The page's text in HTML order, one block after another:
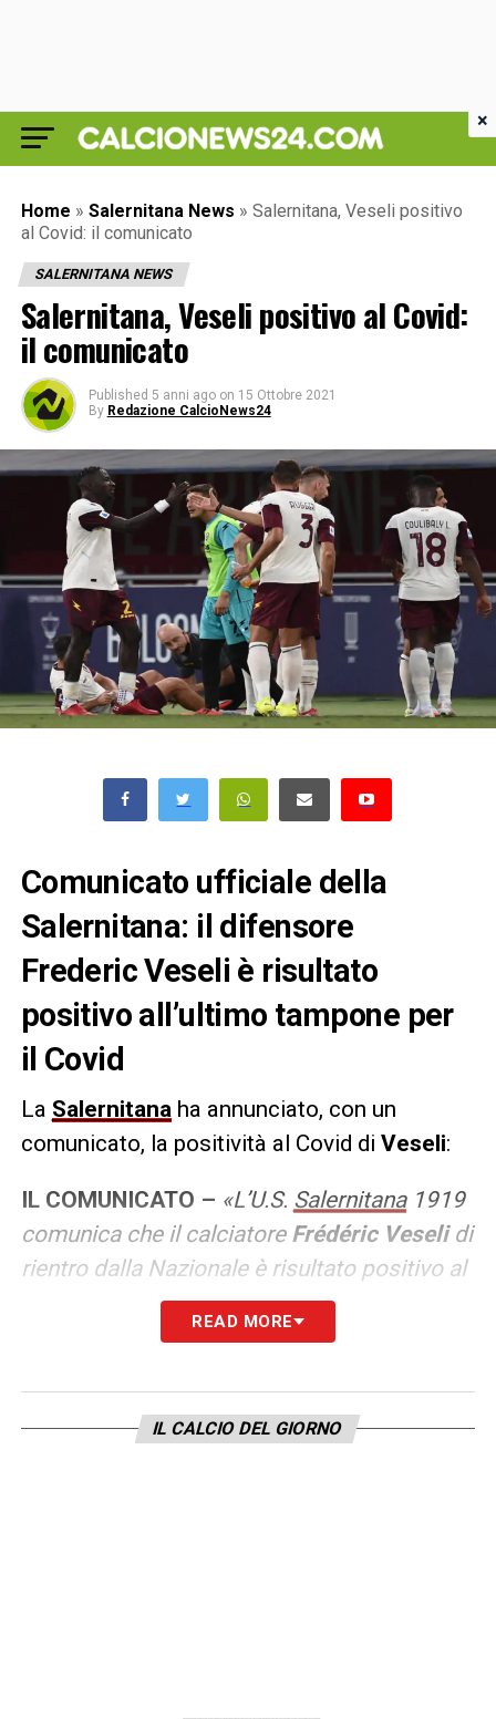
Home » Salernitana News » Salernitana, Veseli positivo
al Covid: il comunicato
SALERNITANA NEWS
Salernitana, Veseli positivo al Covid:
il comunicato
Published 5 anni ago on 15 Ottobre 2021
By Redazione CalcioNews24
Comunicato ufficiale della
Salernitana: il difensore
Frederic Veseli è risultato
positivo all’ultimo tampone per
il Covid
La Salernitana ha annunciato, con un
comunicato, la positività al Covid di Veseli:
IL COMUNICATO – «L’U.S. Salernitana1919
comunica che il calciatore Frédéric Veselidi
rientro dalla Nazionale è risultato positivo al
tampone molecolare effettuato presso il suo
domicilio. Il difensore si aggiunge ad una
rientrava dagli impegni con la Nazionale
READ MORE
IL CALCIO DEL GIORNO
×